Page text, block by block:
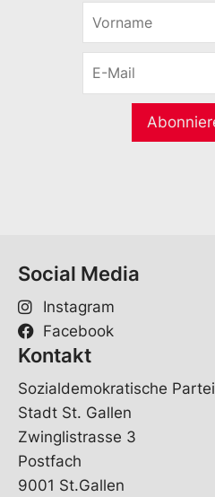
r
m
M
Social Media
Instagram
Facebook
Kontakt
Sozialdemokratische Partei
Stadt St. Gallen
Zwinglistrasse 3
Postfach
9001 St.Gallen